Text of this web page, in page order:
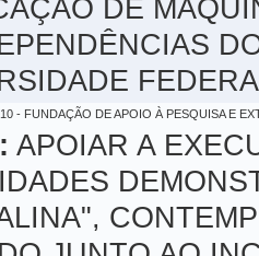
DE
- FUNDAÇÃO DE APOIO À PESQUISA E
APOIAR A